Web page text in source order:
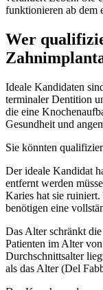
funktionieren ab dem
Wer
Ideale Kandidaten
terminaler Dentition
die eine
Gesundheit und
Sie könnten
Der ideale Kandidat
entfernt werden
Karies hat sie ruiniert.
benötigen eine
Das Alter schränkt
Patienten im Alter
Durchschnittsalter
als das Alter (Del